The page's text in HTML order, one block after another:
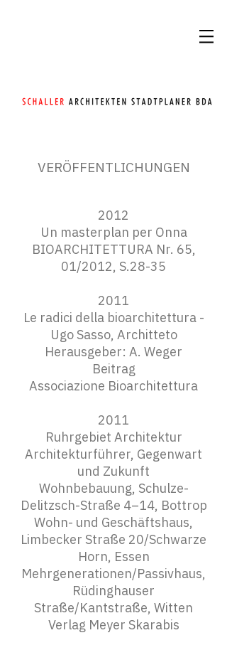
VERÖFFENTLICHUNGEN
2012
Un masterplan per Onna
BIOARCHITETTURA Nr. 65,
01/2012, S.28-35
2011
Le radici della bioarchitettura -
Ugo Sasso, Architteto
Herausgeber: A. Weger
Beitrag
Associazione Bioarchitettura
2011
Ruhrgebiet Architektur
Architekturführer, Gegenwart
und Zukunft
Wohnbebauung, Schulze-
Delitzsch-Straße 4–14, Bottrop
Wohn- und Geschäftshaus,
Limbecker Straße 20/Schwarze
Horn, Essen
Mehrgenerationen/Passivhaus,
Rüdinghauser
Straße/Kantstraße, Witten
Verlag Meyer Skarabis